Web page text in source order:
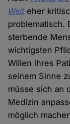
Welteher
problematisch.
sterbende
wichtigsten
Willen ihres
seinem Sinne
müsse sich an
Medizin
möglich